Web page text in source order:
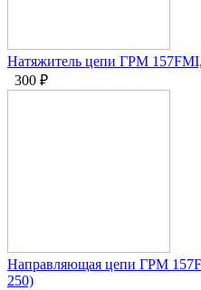
Натяжитель цепи ГРМ
300 ₽
Направляющая цепи ГРМ
250)